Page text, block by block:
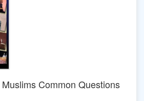
Common Questions